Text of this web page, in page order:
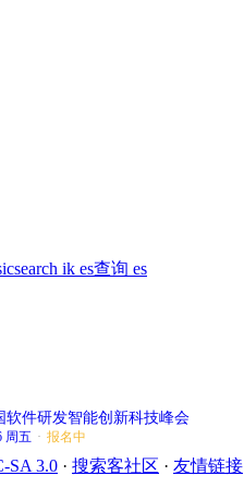
ik es查询 es
软件研发智能创新科技峰会
周五 · 报名中
SA 3.0 · 搜索客社区 · 友情链接